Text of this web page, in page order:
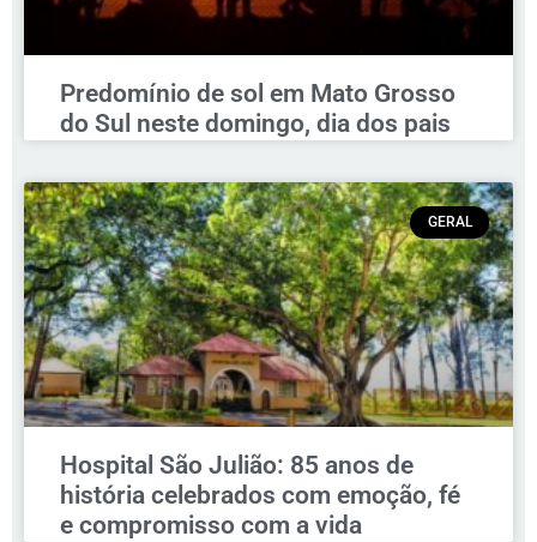
Predomínio de sol em Mato Grosso
do Sul neste domingo, dia dos pais
GERAL
Hospital São Julião: 85 anos de
história celebrados com emoção, fé
e compromisso com a vida